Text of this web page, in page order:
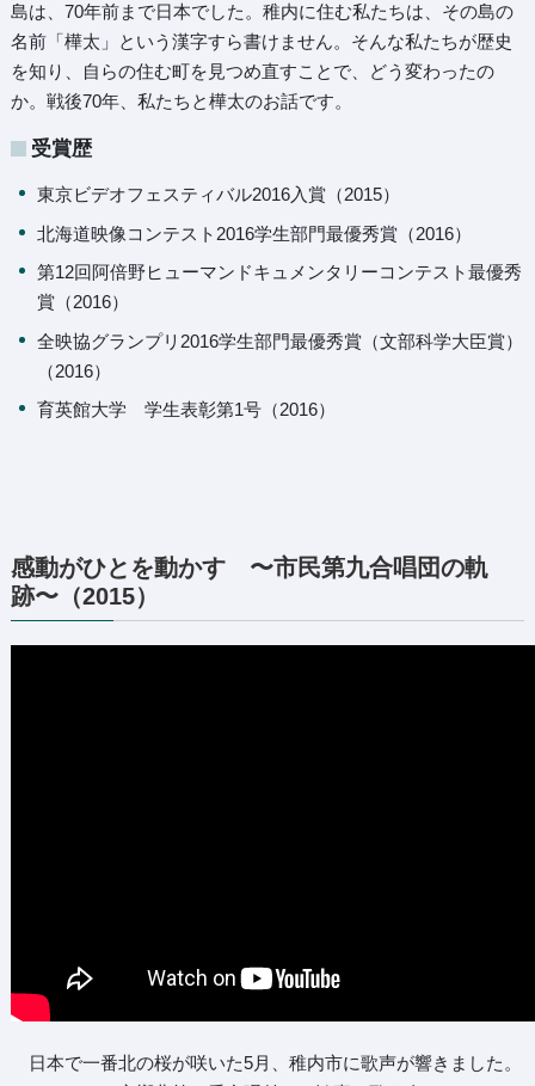
島は、70年前まで日本でした。稚内に住む私たちは、その島の
名前「樺太」という漢字すら書けません。そんな私たちが歴史
を知り、自らの住む町を見つめ直すことで、どう変わったの
か。戦後70年、私たちと樺太のお話です。
受賞歴
東京ビデオフェスティバル2016入賞（2015）
北海道映像コンテスト2016学生部門最優秀賞（2016）
第12回阿倍野ヒューマンドキュメンタリーコンテスト最優秀
賞（2016）
全映協グランプリ2016学生部門最優秀賞（文部科学大臣賞）
（2016）
育英館大学 学生表彰第1号（2016）
感動がひとを動かす 〜市民第九合唱団の軌
跡〜（2015）
日本で一番北の桜が咲いた5月、稚内市に歌声が響きました。